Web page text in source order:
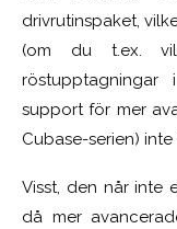
drivrutinspaket,
(om du t.ex.
support för mer
Cubase-serien)
Visst, den når inte
då mer